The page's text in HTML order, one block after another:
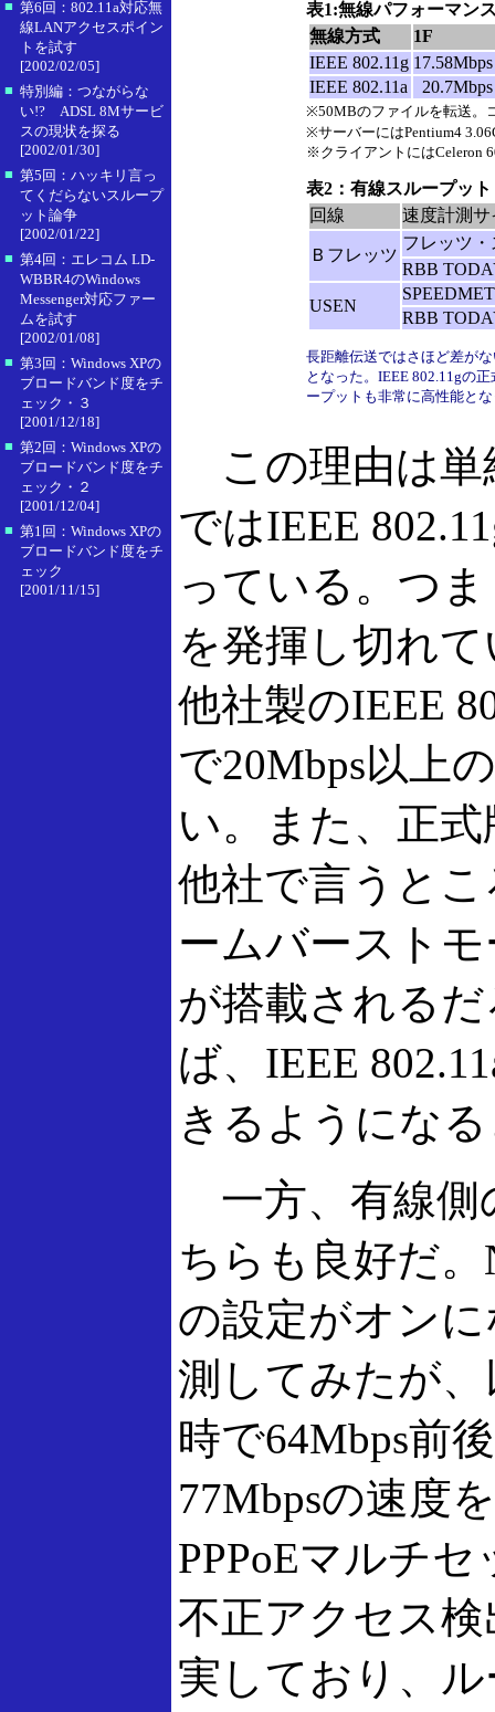
■ 第6回：802.11a対応無
線LANアクセスポイン
トを試す
[2002/02/05]
■ 特別編：つながらな
い!? ADSL 8Mサービ
スの現状を探る
[2002/01/30]
■ 第5回：ハッキリ言っ
てくだらないスループ
ット論争
[2002/01/22]
■ 第4回：エレコム LD-
WBBR4のWindows
Messenger対応ファー
ムを試す
[2002/01/08]
■ 第3回：Windows XPの
ブロードバンド度をチ
ェック・３
[2001/12/18]
■ 第2回：Windows XPの
ブロードバンド度をチ
ェック・２
[2001/12/04]
■ 第1回：Windows XPの
ブロードバンド度をチ
ェック
[2001/11/15]
表1:無線パフォーマン
無線方式
1F
IEEE 802.11g 17.58Mbps
IEEE 802.11a
20.7Mbps
※50MBのファイルを転送。
※サーバーにはPentium4
※クライアントにはCeleron
表2：有線スループット
回線
速度計測サ
Ｂフレッツ
フレッツ
RBB
USEN
RBB
長距離伝送ではさほど差が
となった。IEEE 802.11gの
ープットも非常に高性能と
この理由は単
ではIEEE
っている。つ
を発揮し切れ
他社製のIEEE
で20Mbps以上
い。また、正式
他社で言うと
ームバースト
が搭載される
ば、IEEE
きるようにな
一方、有線側
ちらも良好だ
の設定がオン
測してみたが、
時で64Mbps前
77Mbpsの速度
PPPoEマルチ
不正アクセス
実しており、